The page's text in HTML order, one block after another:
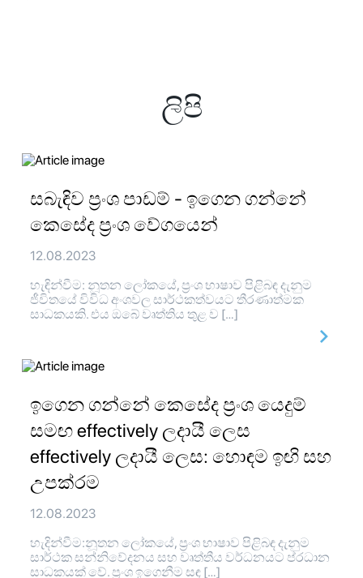
ලිපි
සබැඳිව ප්‍රංශ පාඩම් - ඉගෙන ගන්නේ
කෙසේද ප්‍රංශ වේගයෙන්
12.08.2023
හැඳින්වීම: නූතන ලෝකයේ, ප්‍රංශ භාෂාව පිළිබඳ දැනුම
ජීවිතයේ විවිධ අංශවල සාර්ථකත්වයට තීරණාත්මක
සාධකයකි. එය ඔබේ වෘත්තිය තුළ ව […]
ඉගෙන ගන්නේ කෙසේද ප්‍රංශ යෙදුම්
සමඟ effectively ලදායී ලෙස
effectively ලදායී ලෙස: හොඳම ඉඟි සහ
උපක්රම
12.08.2023
හැදින්වීම:නූතන ලෝකයේ, ප්‍රංශ භාෂාව පිළිබඳ දැනුම
සාර්ථක සන්නිවේදනය සහ වෘත්තීය වර්ධනයට ප්රධාන
සාධකයක් වේ. ප්‍රංශ ඉගෙනීම සඳ […]